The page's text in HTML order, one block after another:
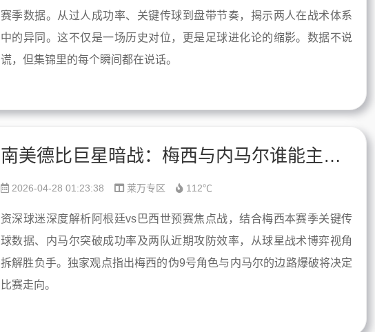
赛季数据。从过人成功率、关键传球到盘带节奏，揭示两人在战术体系
中的异同。这不仅是一场历史对位，更是足球进化论的缩影。数据不说
谎，但集锦里的每个瞬间都在说话。
南美德比巨星暗战：梅西与内马尔谁能主宰命运天平
2026-04-28 01:23:38 莱万专区 112℃
资深球迷深度解析阿根廷vs巴西世预赛焦点战，结合梅西本赛季关键传
球数据、内马尔突破成功率及两队近期攻防效率，从球星战术博弈视角
拆解胜负手。独家观点指出梅西的伪9号角色与内马尔的边路爆破将决定
比赛走向。